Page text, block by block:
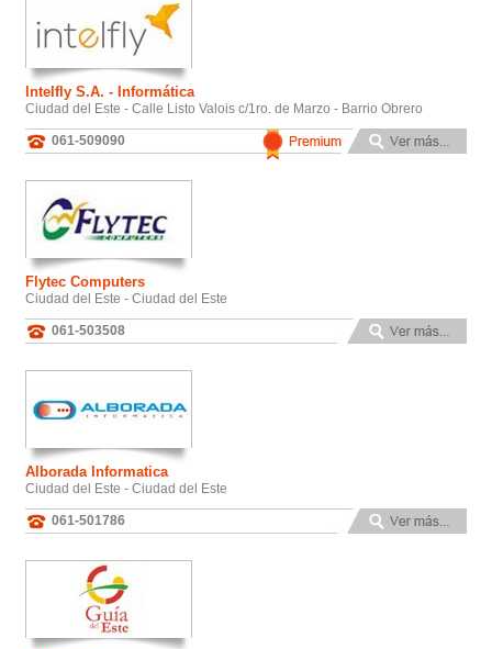
Intelfly S.A. - Informática
Ciudad del Este - Calle Listo Valois c/1ro. de Marzo - Barrio Obrero
061-509090
Flytec Computers
Ciudad del Este - Ciudad del Este
061-503508
Alborada Informatica
Ciudad del Este - Ciudad del Este
061-501786